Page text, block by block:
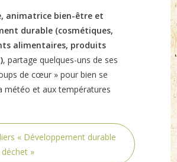
animatrice bien-être et
durable (cosmétiques,
alimentaires, produits
, partage quelques-uns de ses
de cœur » pour bien se
météo et aux températures
« Développement durable
»